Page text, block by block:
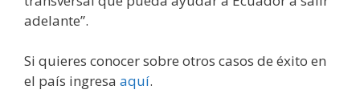
adelante”.
Si quieres conocer sobre otros casos de éxito en
el país ingresa aquí.